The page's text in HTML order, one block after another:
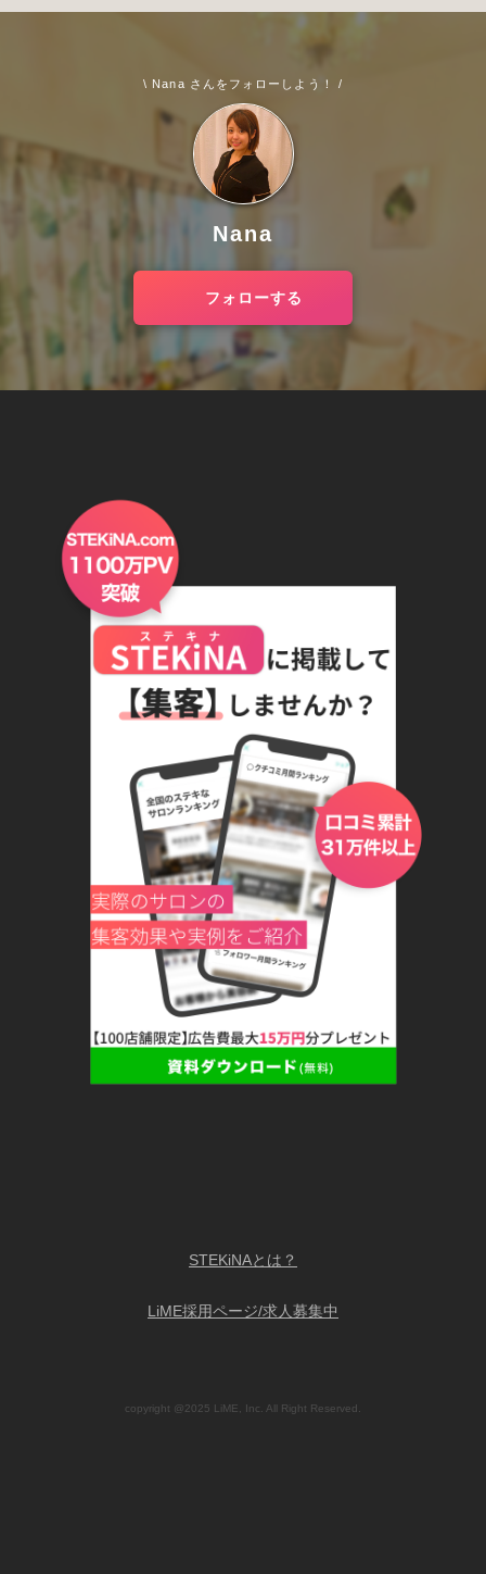
\ Nana さんをフォローしよう！ /
Nana
フォローする
STEKiNAとは？
LiME採用ページ/求人募集中
copyright @2025 LiME, Inc. All Right Reserved.